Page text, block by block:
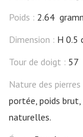
Poids : 2.64
Dimension : H 0.5
Tour de doigt : 57
Nature des pierres
portée, poids brut,
naturelles.